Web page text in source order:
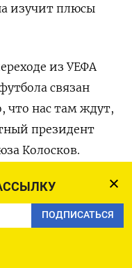
ПОДПИСАТЬСЯ
изучит плюсы
из УЕФА
связан
что нас там ждут,
президент
Колосков.